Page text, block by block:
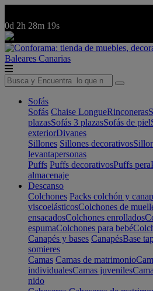
0d 2h 28m 19s
Baleares Canarias
Sofás
Sofás Chaise LongueRinconeras
plazasSofás 3 plazasSofás de piel
exteriorDivanes
Sillones Sillones decorativos
levantapersonas
Puffs Puffs decorativosPuffs pera
almacenaje
Descanso
Colchones Packs colchón y
viscoelásticosColchones de
ensacadosColchones enrollados
espumaColchones para bebé
Canapés y bases CanapésBase
somieres
Camas Camas de matrimonio
individualesCamas juveniles
nido